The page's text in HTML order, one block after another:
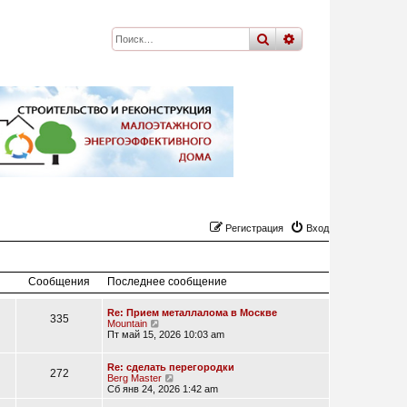
поискрасширенный
Вход
Регистрация
Сообщения Последнее сообщение
335
Re: Прием металлалома в Москве
Mountain
е
й
т
и
Пт май 15, 2026 10:03 am
272
Re: сделать перегородки
Berg Master
е
Сб янв 24, 2026 1:42 am